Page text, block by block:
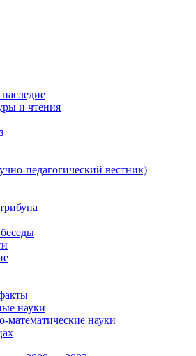
и чтения
педагогический вестник)
науки
математические науки